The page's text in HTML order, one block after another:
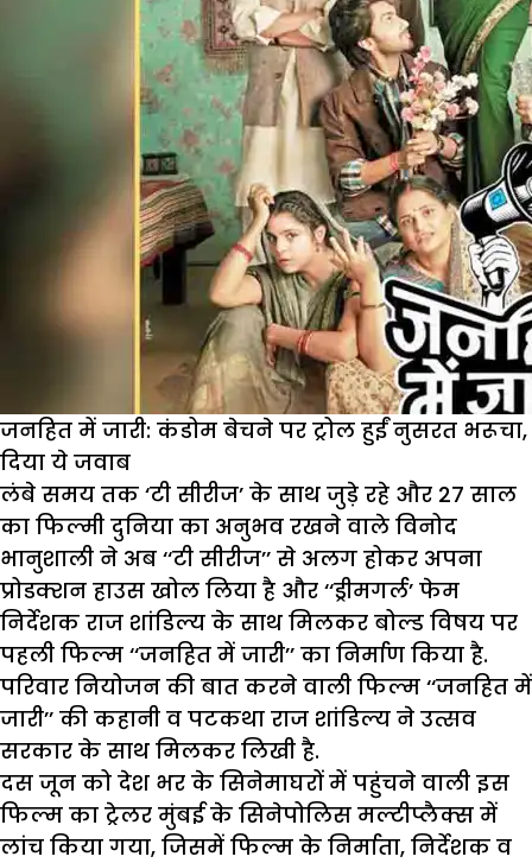
दिल
की
बात
जनहित में जारी: कंडोम बेचने पर ट्रोल हुईं नुसरत भरूचा,
दिया ये जवाब
लंबे समय तक ‘टी सीरीज’ के साथ जुड़े रहे और 27 साल
का फिल्मी दुनिया का अनुभव रखने वाले विनोद
भानुशाली ने अब ‘‘टी सीरीज’’ से अलग होकर अपना
प्रोडक्शन हाउस खोल लिया है और ‘‘ड्रीमगर्ल’ फेम
निर्देशक राज शांडिल्य के साथ मिलकर बोल्ड विषय पर
पहली फिल्म ‘‘जनहित में जारी’’ का निर्माण किया है.
परिवार नियोजन की बात करने वाली फिल्म ‘‘जनहित में
जारी’’ की कहानी व पटकथा राज शांडिल्य ने उत्सव
सरकार के साथ मिलकर लिखी है.
दस जून को देश भर के सिनेमाघरों में पहुंचने वाली इस
फिल्म का ट्रेलर मुंबई के सिनेपोलिस मल्टीप्लैक्स में
लांच किया गया, जिसमें फिल्म के निर्माता, निर्देशक व